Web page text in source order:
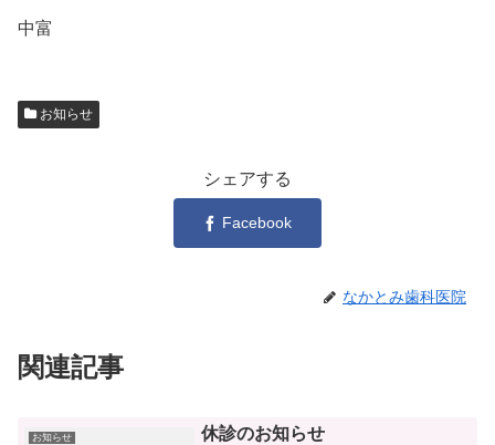
中富
お知らせ
シェアする
Facebook
なかとみ歯科医院
関連記事
お知らせ 休診のお知らせ